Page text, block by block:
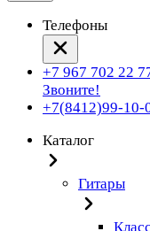
Телефоны
+7 967 702 22
Звоните!
+7(8412)99-10-
Каталог
Гитары